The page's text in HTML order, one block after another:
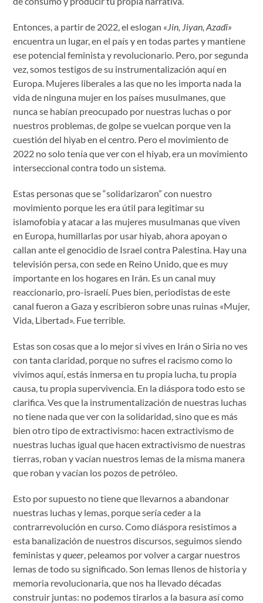
Entonces, a partir de 2022, el eslogan «Jin, Jiyan, Azadî»
encuentra un lugar, en el país y en todas partes y mantiene
ese potencial feminista y revolucionario. Pero, por segunda
vez, somos testigos de su instrumentalización aquí en
Europa. Mujeres liberales a las que no les importa nada la
vida de ninguna mujer en los países musulmanes, que
nunca se habían preocupado por nuestras luchas o por
nuestros problemas, de golpe se vuelcan porque ven la
cuestión del hiyab en el centro. Pero el movimiento de
2022 no solo tenía que ver con el hiyab, era un movimiento
interseccional contra todo un sistema.
Estas personas que se “solidarizaron” con nuestro
movimiento porque les era útil para legitimar su
islamofobia y atacar a las mujeres musulmanas que viven
en Europa, humillarlas por usar hiyab, ahora apoyan o
callan ante el genocidio de Israel contra Palestina. Hay una
televisión persa, con sede en Reino Unido, que es muy
importante en los hogares en Irán. Es un canal muy
reaccionario, pro-israelí. Pues bien, periodistas de este
canal fueron a Gaza y escribieron sobre unas ruinas «Mujer,
Vida, Libertad». Fue terrible.
Estas son cosas que a lo mejor si vives en Irán o Siria no ves
con tanta claridad, porque no sufres el racismo como lo
vivimos aquí, estás inmersa en tu propia lucha, tu propia
causa, tu propia supervivencia. En la diáspora todo esto se
clarifica. Ves que la instrumentalización de nuestras luchas
no tiene nada que ver con la solidaridad, sino que es más
bien otro tipo de extractivismo: hacen extractivismo de
nuestras luchas igual que hacen extractivismo de nuestras
tierras, roban y vacían nuestros lemas de la misma manera
que roban y vacían los pozos de petróleo.
Esto por supuesto no tiene que llevarnos a abandonar
nuestras luchas y lemas, porque sería ceder a la
contrarrevolución en curso. Como diáspora resistimos a
esta banalización de nuestros discursos, seguimos siendo
feministas yqueer, peleamos por volver a cargar nuestros
lemas de todo su significado. Son lemas llenos de historia y
memoria revolucionaria, que nos ha llevado décadas
construir juntas: no podemos tirarlos a la basura así como